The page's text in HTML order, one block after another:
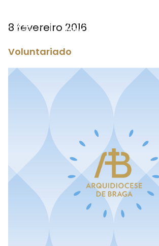
Departamento
Saúde
8 fevereiro 2016
Voluntariado